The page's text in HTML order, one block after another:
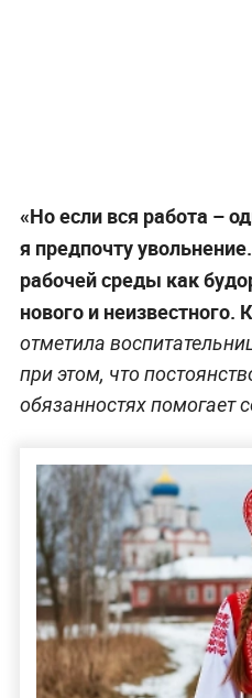
«Но если вся работа –
я предпочту
рабочей среды как
нового и неизвестного.
отметила
при этом, что
обязанностях помогает